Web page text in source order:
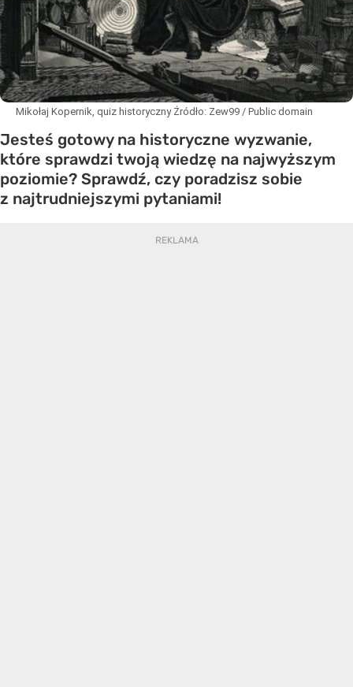
Mikołaj Kopernik, quiz historyczny Źródło: Zew99 / Public domain
Jesteś gotowy na historyczne wyzwanie,
które sprawdzi twoją wiedzę na najwyższym
poziomie? Sprawdź, czy poradzisz sobie
z najtrudniejszymi pytaniami!